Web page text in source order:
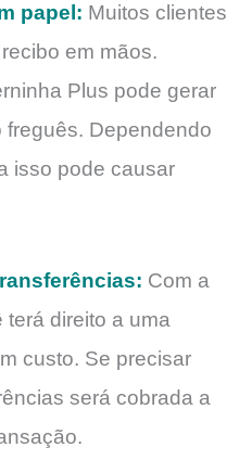
papel: Muitos clientes
em mãos.
Plus pode gerar
freguês. Dependendo
isso pode causar
Com a
direito a uma
custo. Se precisar
será cobrada a